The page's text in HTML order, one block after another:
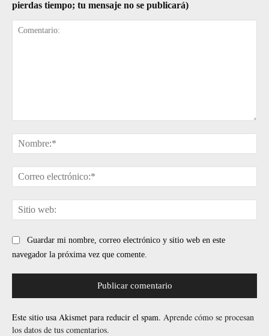
pierdas tiempo; tu mensaje no se publicará)
Guardar mi nombre, correo electrónico y sitio web en este
navegador la próxima vez que comente.
Este sitio usa Akismet para reducir el spam. Aprende cómo se procesan
los datos de tus comentarios.